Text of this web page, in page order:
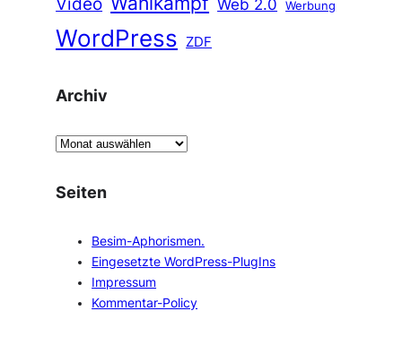
Web 2.0 Werbung
WordPress ZDF
Archiv
A
c
Seiten
Besim-Aphorismen.
Eingesetzte WordPress-PlugIns
Impressum
Kommentar-Policy